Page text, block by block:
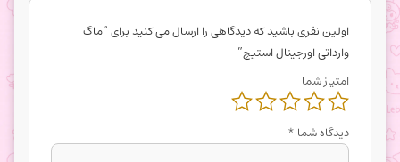
اولین نفری باشید که دیدگاهی را ارسال می کنید برای “ماگ
وارداتی اورجینال استیچ”
امتیاز شما
دیدگاه شما *